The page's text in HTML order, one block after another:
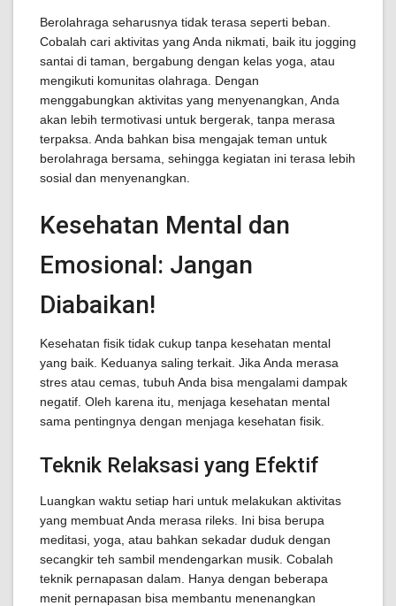
Berolahraga seharusnya tidak terasa seperti beban.
Cobalah cari aktivitas yang Anda nikmati, baik itu jogging
santai di taman, bergabung dengan kelas yoga, atau
mengikuti komunitas olahraga. Dengan
menggabungkan aktivitas yang menyenangkan, Anda
akan lebih termotivasi untuk bergerak, tanpa merasa
terpaksa. Anda bahkan bisa mengajak teman untuk
berolahraga bersama, sehingga kegiatan ini terasa lebih
sosial dan menyenangkan.
Kesehatan Mental dan
Emosional: Jangan
Diabaikan!
Kesehatan fisik tidak cukup tanpa kesehatan mental
yang baik. Keduanya saling terkait. Jika Anda merasa
stres atau cemas, tubuh Anda bisa mengalami dampak
negatif. Oleh karena itu, menjaga kesehatan mental
sama pentingnya dengan menjaga kesehatan fisik.
Teknik Relaksasi yang Efektif
Luangkan waktu setiap hari untuk melakukan aktivitas
yang membuat Anda merasa rileks. Ini bisa berupa
meditasi, yoga, atau bahkan sekadar duduk dengan
secangkir teh sambil mendengarkan musik. Cobalah
teknik pernapasan dalam. Hanya dengan beberapa
menit pernapasan bisa membantu menenangkan